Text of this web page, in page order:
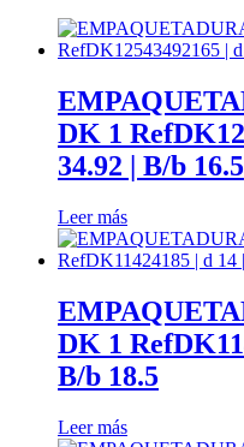
DK 1
34.92 | B/b 16.5
Leer más
DK 1
B/b 18.5
Leer más
nuestra página.
Si rechaza estas
algunas
funcionalidades
desaparecerán
de la web. Si
las aceptas, nos
ayuda.
Marketing
Al compartir
tus intereses y
comportamiento
mientras visitas
aumentas la